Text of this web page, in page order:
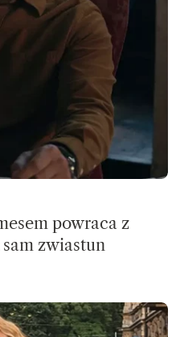
powraca z
zwiastun